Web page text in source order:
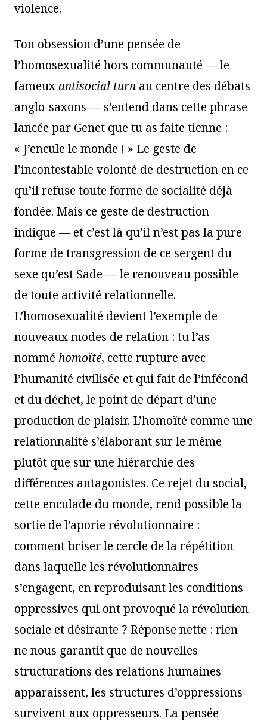
violence.
Ton obsession d’une pensée de
l’homosexualité hors communauté — le
fameuxantisocial turn au centre des débats
anglo-saxons—s’entend dans cette phrase
lancée par Genet que tu as faite tienne :
« J’encule le monde ! » Le geste de
l’incontestable volonté de destruction en ce
qu’il refuse toute forme de socialité déjà
fondée. Mais ce geste de destruction
indique — et c’est là qu’il n’est pas la pure
forme de transgression de ce sergent du
sexe qu’est Sade — le renouveau possible
de toute activité relationnelle.
L’homosexualité devient l’exemple de
nouveaux modes de relation : tu l’as
nommé homoïté, cette rupture avec
l’humanité civilisée et qui fait de l’infécond
et du déchet, le point de départ d’une
production de plaisir. L’homoïté comme une
relationnalité s’élaborant sur le même
plutôt que sur une hiérarchie des
différences antagonistes. Ce rejet du social,
cette enculade du monde, rend possible la
sortie de l’aporie révolutionnaire :
comment briser le cercle de la répétition
dans laquelle les révolutionnaires
s’engagent, en reproduisant les conditions
oppressives qui ont provoqué la révolution
sociale et désirante ? Réponse nette : rien
ne nous garantit que de nouvelles
structurations des relations humaines
apparaissent, les structures d’oppressions
survivent aux oppresseurs. La pensée